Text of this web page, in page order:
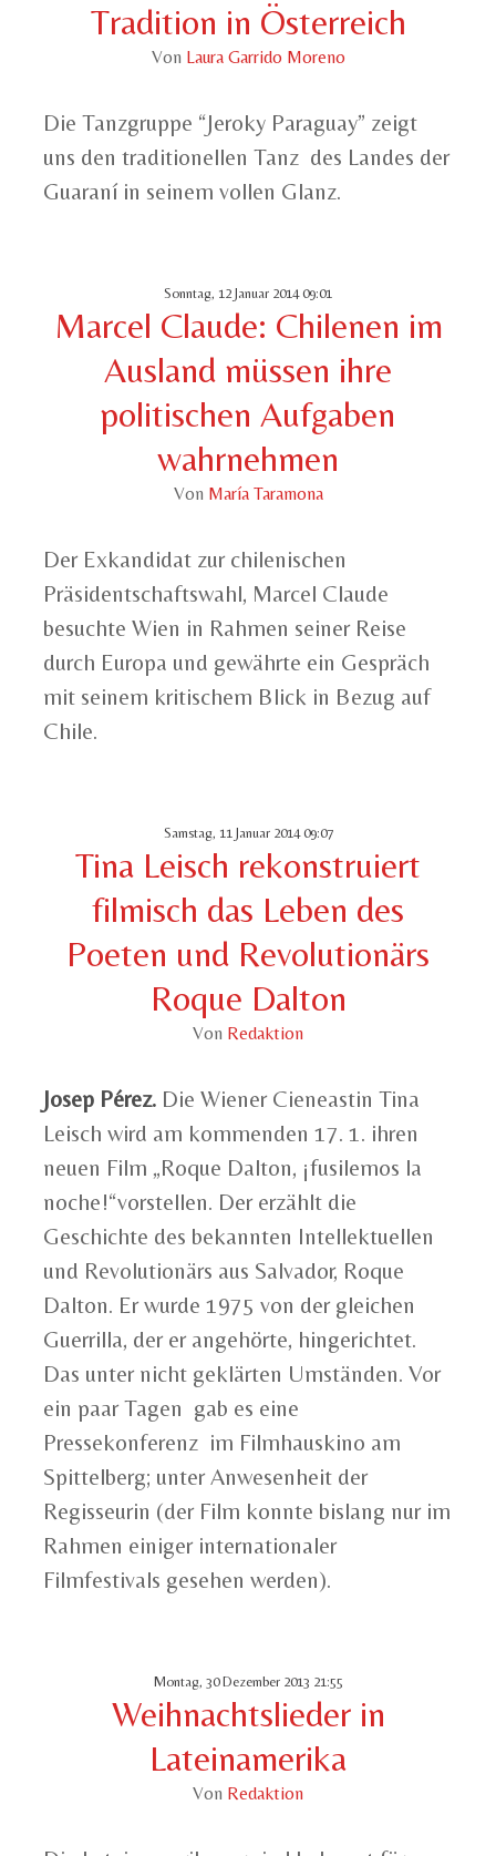
Tradition in Österreich
Von Laura Garrido Moreno
Die Tanzgruppe “Jeroky Paraguay” zeigt
uns den traditionellen Tanz des Landes der
Guaraní in seinem vollen Glanz.
Sonntag, 12 Januar 2014 09:01
Marcel Claude: Chilenen im
Ausland müssen ihre
politischen Aufgaben
wahrnehmen
Von María Taramona
Der Exkandidat zur chilenischen
Präsidentschaftswahl, Marcel Claude
besuchte Wien in Rahmen seiner Reise
durch Europa und gewährte ein Gespräch
mit seinem kritischem Blick in Bezug auf
Chile.
Samstag, 11 Januar 2014 09:07
Tina Leisch rekonstruiert
filmisch das Leben des
Poeten und Revolutionärs
Roque Dalton
Von Redaktion
Josep Pérez. Die Wiener Cieneastin Tina
Leisch wird am kommenden 17. 1. ihren
neuen Film „Roque Dalton, ¡fusilemos la
noche!“vorstellen. Der erzählt die
Geschichte des bekannten Intellektuellen
und Revolutionärs aus Salvador, Roque
Dalton. Er wurde 1975 von der gleichen
Guerrilla, der er angehörte, hingerichtet.
Das unter nicht geklärten Umständen. Vor
ein paar Tagen gab es eine
Pressekonferenz im Filmhauskino am
Spittelberg; unter Anwesenheit der
Regisseurin (der Film konnte bislang nur im
Rahmen einiger internationaler
Filmfestivals gesehen werden).
Montag, 30 Dezember 2013 21:55
Weihnachtslieder in
Lateinamerika
Von Redaktion